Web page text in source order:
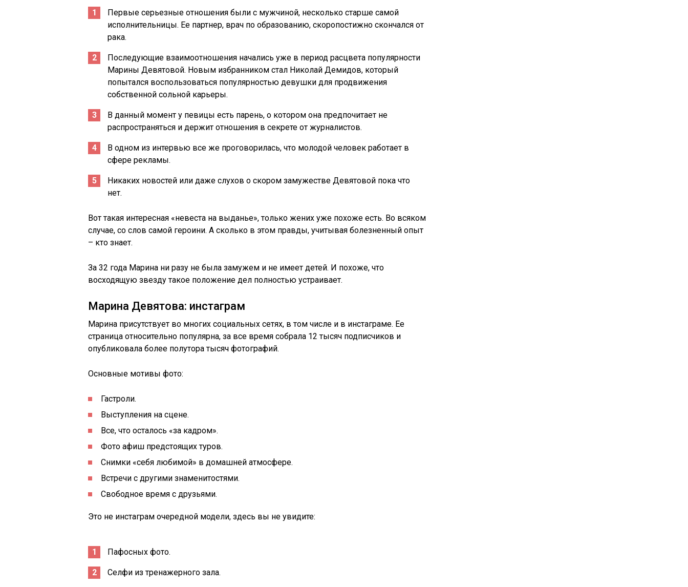
Первые серьезные отношения были с мужчиной, несколько старше самой
исполнительницы. Ее партнер, врач по образованию, скоропостижно скончался от
рака.
Последующие взаимоотношения начались уже в период расцвета популярности
Марины Девятовой. Новым избранником стал Николай Демидов, который
попытался воспользоваться популярностью девушки для продвижения
собственной сольной карьеры.
В данный момент у певицы есть парень, о котором она предпочитает не
распространяться и держит отношения в секрете от журналистов.
В одном из интервью все же проговорилась, что молодой человек работает в
сфере рекламы.
Никаких новостей или даже слухов о скором замужестве Девятовой пока что
нет.
Вот такая интересная «невеста на выданье», только жених уже похоже есть. Во всяком
случае, со слов самой героини. А сколько в этом правды, учитывая болезненный опыт
– кто знает.
За 32 года Марина ни разу не была замужем и не имеет детей. И похоже, что
восходящую звезду такое положение дел полностью устраивает.
Марина Девятова: инстаграм
Марина присутствует во многих социальных сетях, в том числе и в инстаграме. Ее
страница относительно популярна, за все время собрала 12 тысяч подписчиков и
опубликовала более полутора тысяч фотографий.
Основные мотивы фото:
Гастроли.
Выступления на сцене.
Все, что осталось «за кадром».
Фото афиш предстоящих туров.
Снимки «себя любимой» в домашней атмосфере.
Встречи с другими знаменитостями.
Свободное время с друзьями.
Это не инстаграм очередной модели, здесь вы не увидите:
Пафосных фото.
Селфи из тренажерного зала.